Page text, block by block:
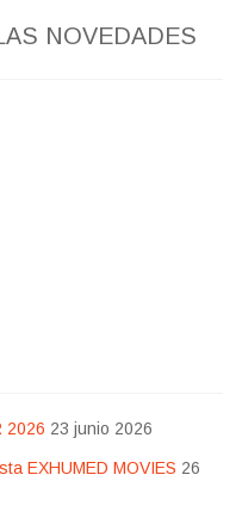
NOVEDADES
2026 23 junio 2026
EXHUMED MOVIES 26